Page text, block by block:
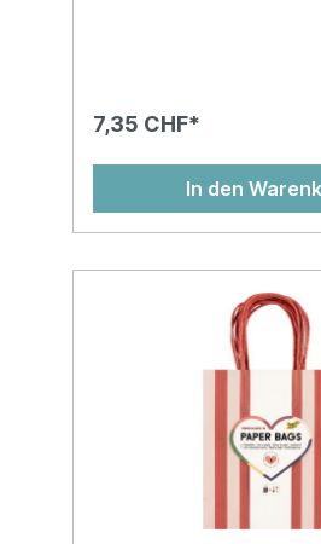
7,35 CHF*
In den